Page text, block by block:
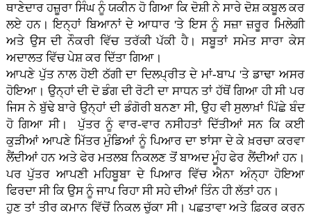
ਥਾਣੇਦਾਰ ਹਜ਼ੂਰਾ ਸਿੰਘ ਨੂੰ ਯਕੀਨ ਹੋ ਗਿਆ ਕਿ ਦੋਸ਼ੀ ਨੇ ਸਾਰੇ ਦੋਸ਼ ਕਬੂਲ ਕਰ
ਲਏ ਹਨ। ਇਨ੍ਹਾਂ ਬਿਆਨਾਂ ਦੇ ਆਧਾਰ 'ਤੇ ਇਸ ਨੂੰ ਸਜ਼ਾ ਜ਼ਰੂਰ ਮਿਲੇਗੀ
ਅਤੇ ਉਸ ਦੀ ਨੌਕਰੀ ਵਿੱਚ ਤਰੱਕੀ ਪੱਕੀ ਹੈ। ਸਬੂਤਾਂ ਸਮੇਤ ਸਾਰਾ ਕੇਸ
ਅਦਾਲਤ ਵਿੱਚ ਪੇਸ਼ ਕਰ ਦਿੱਤਾ ਗਿਆ।
ਆਪਣੇ ਪੁੱਤ ਨਾਲ ਹੋਈ ਠੱਗੀ ਦਾ ਦਿਲਪ੍ਰੀਤ ਦੇ ਮਾਂ-ਬਾਪ 'ਤੇ ਡਾਢਾ ਅਸਰ
ਹੋਇਆ। ਉਨ੍ਹਾਂ ਦੀ ਦੋ ਡੰਗ ਦੀ ਰੋਟੀ ਦਾ ਸਾਧਨ ਤਾਂ ਹੱਥੋਂ ਗਿਆ ਹੀ ਸੀ ਪਰ
ਜਿਸ ਨੇ ਬੁੱਢੇ ਬਾਰੇ ਉਨ੍ਹਾਂ ਦੀ ਡੰਗੋਰੀ ਬਨਣਾ ਸੀ, ਉਹ ਵੀ ਸੁਲਾਖ਼ਾਂ ਪਿੱਛੇ ਬੰਦ
ਹੋ ਗਿਆ ਸੀ। ਪੁੱਤਰ ਨੂੰ ਵਾਰ-ਵਾਰ ਨਸੀਹਤਾਂ ਦਿੱਤੀਆਂ ਸਨ ਕਿ ਕਈ
ਕੁੜੀਆਂ ਆਪਣੇ ਮਿੱਤਰ ਮੁੰਡਿਆਂ ਨੂੰ ਪਿਆਰ ਦਾ ਝਾਂਸਾ ਦੇ ਕੇ ਖ਼ਰਚਾ ਕਰਵਾ
ਲੈਂਦੀਆਂ ਹਨ ਅਤੇ ਫੇਰ ਮਤਲਬ ਨਿਕਲਣ ਤੋਂ ਬਾਅਦ ਮੂੰਹ ਫੇਰ ਲੈਂਦੀਆਂ ਹਨ।
ਪਰ ਪੁੱਤਰ ਆਪਣੀ ਮਹਿਬੂਬਾ ਦੇ ਪਿਆਰ ਵਿੱਚ ਐਨਾ ਅੰਨ੍ਹਾ ਹੋਇਆ
ਫਿਰਦਾ ਸੀ ਕਿ ਉਸ ਨੂੰ ਜਾਪ ਰਿਹਾ ਸੀ ਸਹੇ ਦੀਆਂ ਤਿੰਨ ਹੀ ਲੱਤਾਂ ਹਨ।
ਹੁਣ ਤਾਂ ਤੀਰ ਕਮਾਨ ਵਿੱਚੋਂ ਨਿਕਲ ਚੁੱਕਾ ਸੀ। ਪਛਤਾਵਾ ਅਤੇ ਫ਼ਿਕਰ ਕਰਨ